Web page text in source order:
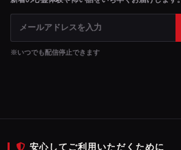
※いつでも配信停止できます
安心してご利用いただくために